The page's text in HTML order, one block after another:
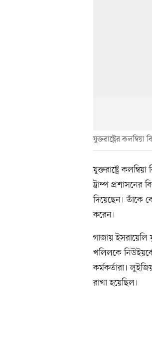
যুক্তরাষ্ট্রের
যুক্তরাষ্ট্রে
ট্রাম্প
দিয়েছেন। তাঁকে
করেন।
গাজায় ইসরায়েলি
খলিলকে
কর্মকর্তারা।
রাখা হয়েছিল।